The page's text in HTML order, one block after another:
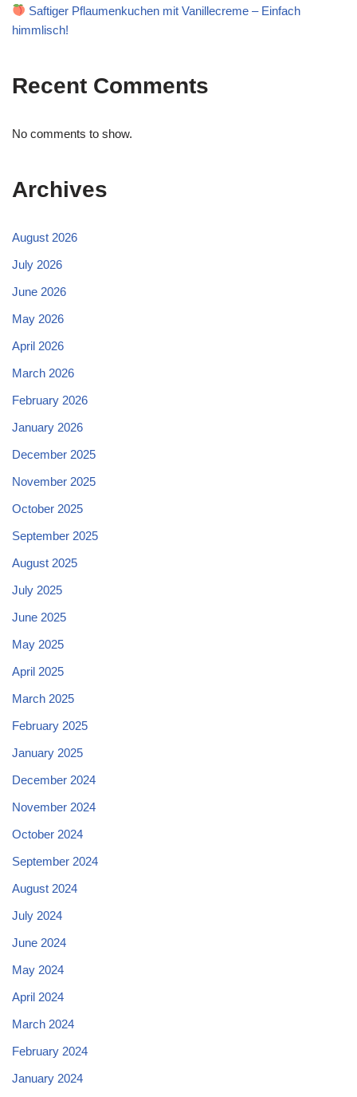
Saftiger Pflaumenkuchen mit Vanillecreme – Einfach
himmlisch!
Recent Comments
No comments to show.
Archives
August 2026
July 2026
June 2026
May 2026
April 2026
March 2026
February 2026
January 2026
December 2025
November 2025
October 2025
September 2025
August 2025
July 2025
June 2025
May 2025
April 2025
March 2025
February 2025
January 2025
December 2024
November 2024
October 2024
September 2024
August 2024
July 2024
June 2024
May 2024
April 2024
March 2024
February 2024
January 2024